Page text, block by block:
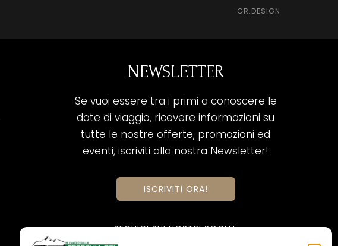
GR.DESIGN
NEWSLETTER
Se vuoi essere tra i primi a conoscere le
date di viaggio, ricevere informazioni su
tutte le nostre offerte, promozioni ed
eventi, iscriviti alla nostra Newsletter!
ISCRIVITI ORA!
SEGUICI SUI NOSTRI SOCIAL